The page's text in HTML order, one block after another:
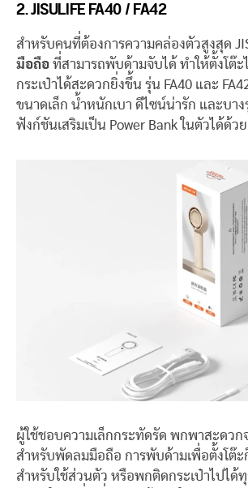
2. JISULIFE FA40 / FA42
สำหรับคนที่ต้องการความคล่องตัวสูงสุด
มือถือ ที่สามารถพับด้ามจับได้ ทำให้ตั้งโต๊ะ
กระเป๋าได้สะดวกยิ่งขึ้น รุ่น FA40 และ
ขนาดเล็ก น้ำหนักเบา ดีไซน์น่ารัก และบาง
ฟังก์ชันเสริมเป็น Power Bank ในตัวได้ด้วย
ผู้ใช้ชอบความเล็กกระทัดรัด พกพาสะดวก
สำหรับพัดลมมือถือ การพับด้ามเพื่อตั้งโต๊ะ
สำหรับใช้ส่วนตัว หรือพกติดกระเป๋าไปได้